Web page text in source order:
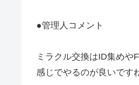
●管理人コメント
ミラクル交換はID集めや
感じでやるのが良いです